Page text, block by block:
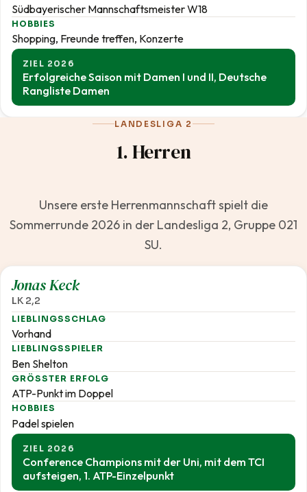
Südbayerischer Mannschaftsmeister W18
HOBBIES
Shopping, Freunde treffen, Konzerte
ZIEL 2026
Erfolgreiche Saison mit Damen I und II, Deutsche
Rangliste Damen
LANDESLIGA 2
1. Herren
Unsere erste Herrenmannschaft spielt die
Sommerrunde 2026 in der Landesliga 2, Gruppe 021
SU.
Jonas Keck
LK 2,2
LIEBLINGSSCHLAG
Vorhand
LIEBLINGSSPIELER
Ben Shelton
GRÖSSTER ERFOLG
ATP-Punkt im Doppel
HOBBIES
Padel spielen
ZIEL 2026
Conference Champions mit der Uni, mit dem TCI
aufsteigen, 1. ATP-Einzelpunkt